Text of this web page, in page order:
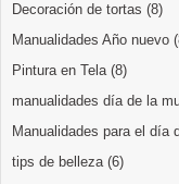
Decoración de tortas (8)
Manualidades Año nuevo
Pintura en Tela (8)
manualidades día de la
Manualidades para el día
tips de belleza (6)